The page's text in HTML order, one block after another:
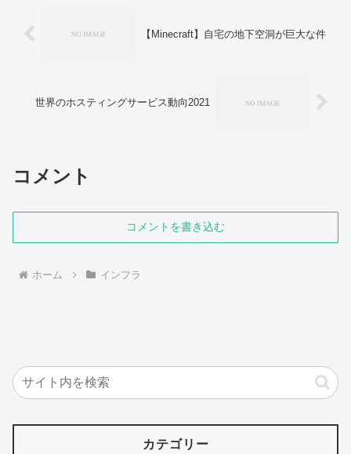
【Minecraft】自宅の地下空洞が巨大な件
世界のホスティングサービス動向2021
コメント
コメントを書き込む
ホーム インフラ
カテゴリー